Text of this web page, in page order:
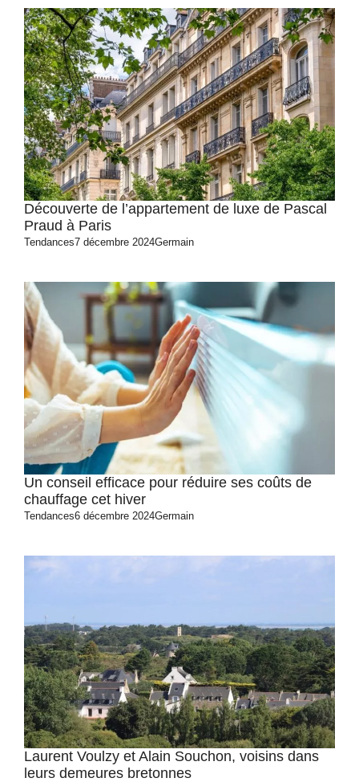
Découverte de l’appartement de luxe de Pascal
Praud à Paris
Tendances7 décembre 2024Germain
Un conseil efficace pour réduire ses coûts de
chauffage cet hiver
Tendances6 décembre 2024Germain
Laurent Voulzy et Alain Souchon, voisins dans
leurs demeures bretonnes